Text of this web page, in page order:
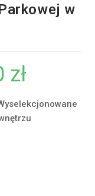
w
złcen:
do
350,00 zł